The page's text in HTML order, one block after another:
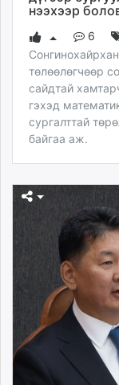
нээхээр
6
төлөөлөгчөөр
сайдтай
гэхэд
сургалттай
байгаа аж.